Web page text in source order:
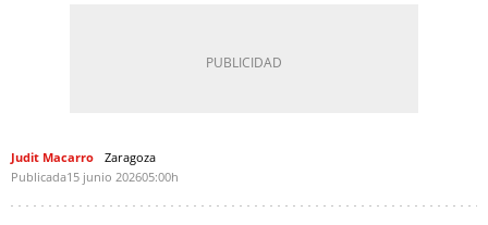
Judit Macarro
Zaragoza
Publicada15 junio 202605:00h